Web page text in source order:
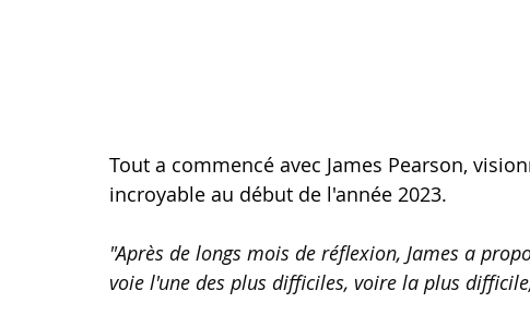
Tout a commencé avec James Pearson,
incroyable au début de l'année 2023.
"Après de longs mois de réflexion, James a
voie l'une des plus difficiles, voire la plus